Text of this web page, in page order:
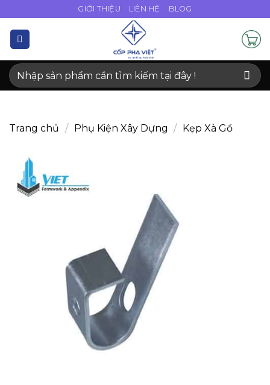
dung
GIỚI THIỆU LIÊN HỆ BLOG
Tìm
kiếm:
Trang chủ / Phụ Kiện Xây Dựng / Kẹp Xà Gồ